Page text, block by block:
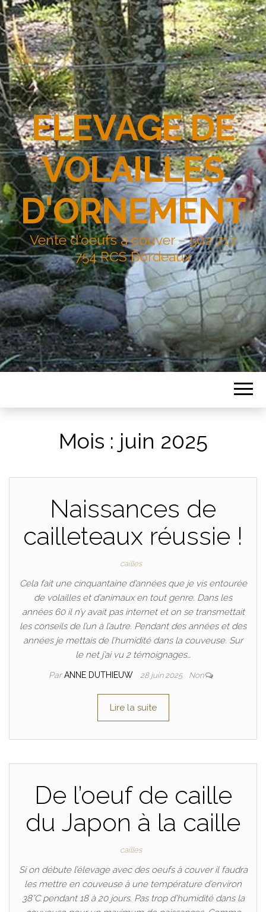
ELEVAGE DE
VOLAILLES
D'ORNEMENT
Vente d'oeufs à couver – 502 717
754 RCS Bordeaux
Mois : juin 2025
Naissances de
cailleteaux réussie !
cailles
Cela fait une cinquantaine d’années que je vis entourée
de volailles et d’animaux en tout genre. Dans les
années 60 il n’y avait pas internet et on se transmettait
les conseils de l’un à l’autre. Pendant des années et des
années je mettais de l’humidité dans la couveuse. Sur
le net j’ai vu 2 témoignages…
ParANNE DUTHIEUW 28 juin 2025 Non
Lire la suite
De l’oeuf de caille
du Japon à la caille
cailles
Si on débute l’élevage avec des oeufs à couver il faudra
les mettre en couveuse à une température d’environ
38°C pendant 18 à 20 jours. Pas trop d’humidité dans la